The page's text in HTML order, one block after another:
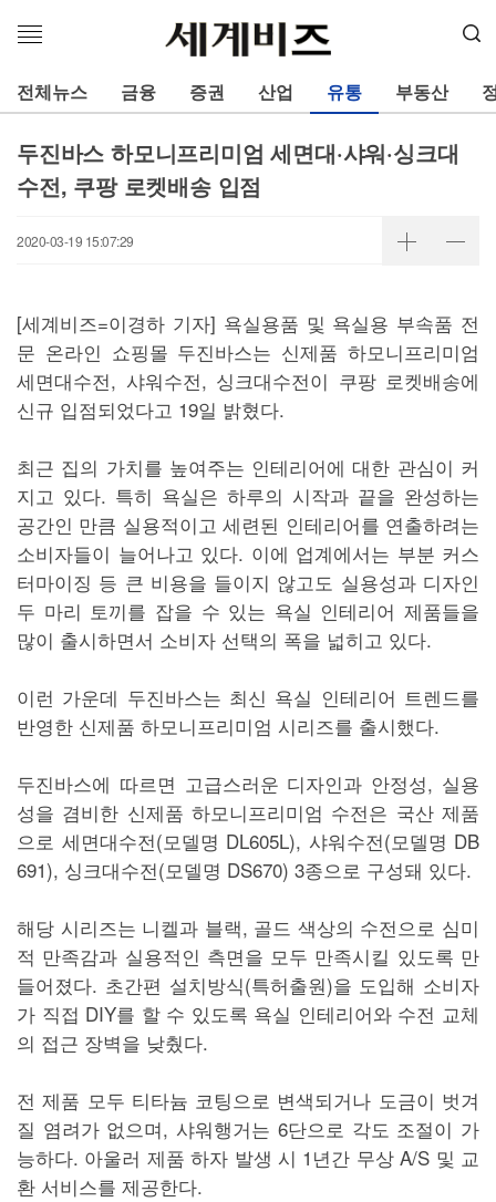
메
열
기
전체뉴스 금융 증권 산업 유통 부동산
두진바스 하모니프리미엄 세면대·샤워·싱크대
수전, 쿠팡 로켓배송 입점
2020-03-19 15:07:29
[세계비즈=이경하 기자] 욕실용품 및 욕실용 부속품 전
문 온라인 쇼핑몰 두진바스는 신제품 하모니프리미엄
세면대수전, 샤워수전, 싱크대수전이 쿠팡 로켓배송에
신규 입점되었다고 19일 밝혔다.
최근 집의 가치를 높여주는 인테리어에 대한 관심이 커
지고 있다. 특히 욕실은 하루의 시작과 끝을 완성하는
공간인 만큼 실용적이고 세련된 인테리어를 연출하려는
소비자들이 늘어나고 있다. 이에 업계에서는 부분 커스
터마이징 등 큰 비용을 들이지 않고도 실용성과 디자인
두 마리 토끼를 잡을 수 있는 욕실 인테리어 제품들을
많이 출시하면서 소비자 선택의 폭을 넓히고 있다.
이런 가운데 두진바스는 최신 욕실 인테리어 트렌드를
반영한 신제품 하모니프리미엄 시리즈를 출시했다.
두진바스에 따르면 고급스러운 디자인과 안정성, 실용
성을 겸비한 신제품 하모니프리미엄 수전은 국산 제품
으로 세면대수전(모델명 DL605L), 샤워수전(모델명 DB
691), 싱크대수전(모델명 DS670) 3종으로 구성돼 있다.
해당 시리즈는 니켈과 블랙, 골드 색상의 수전으로 심미
적 만족감과 실용적인 측면을 모두 만족시킬 있도록 만
들어졌다. 초간편 설치방식(특허출원)을 도입해 소비자
가 직접 DIY를 할 수 있도록 욕실 인테리어와 수전 교체
의 접근 장벽을 낮췄다.
전 제품 모두 티타늄 코팅으로 변색되거나 도금이 벗겨
질 염려가 없으며, 샤워행거는 6단으로 각도 조절이 가
능하다. 아울러 제품 하자 발생 시 1년간 무상 A/S 및 교
환 서비스를 제공한다.